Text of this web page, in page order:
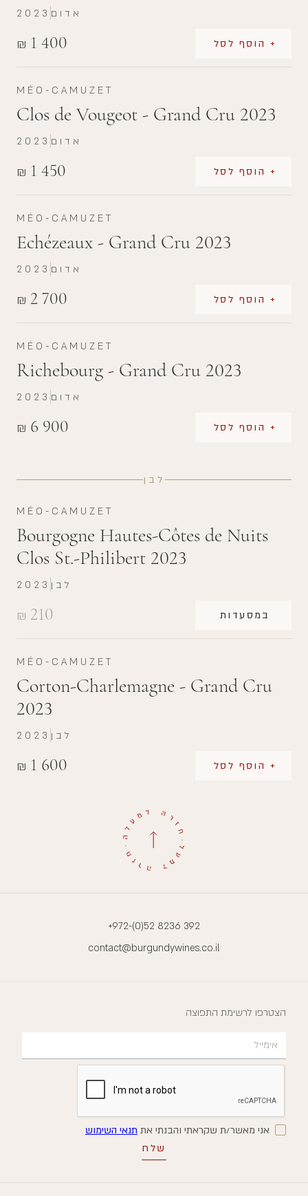
₪ 1 400 + הוסף לסל
2023 אדום
MÉO-CAMUZET
Clos de Vougeot - Grand Cru 2023
₪ 1 450 + הוסף לסל
2023 אדום
MÉO-CAMUZET
Echézeaux - Grand Cru 2023
₪ 2 700 + הוסף לסל
2023 אדום
MÉO-CAMUZET
Richebourg - Grand Cru 2023
₪ 6 900 + הוסף לסל
2023 אדום
לבן
MÉO-CAMUZET
Bourgogne Hautes-Côtes de Nuits
Clos St.-Philibert 2023
₪ 210 במסעדות
2023 לבן
MÉO-CAMUZET
Corton-Charlemagne - Grand Cru
2023
₪ 1 600 + הוסף לסל
2023 לבן
+972-(0)52 8236 392
contact@burgundywines.co.il
הצטרפו לרשימת התפוצה
אני מאשר/ת שקראתי והבנתי את תנאי השימוש